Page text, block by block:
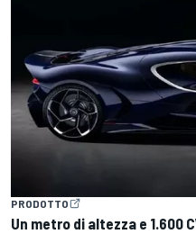
PRODOTTO
Un metro di altezza e 1.600